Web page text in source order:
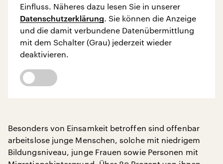
Einfluss. Näheres dazu lesen Sie in unserer
Datenschutzerklärung. Sie können die Anzeige
und die damit verbundene Datenübermittlung
mit dem Schalter (Grau) jederzeit wieder
deaktivieren.
Besonders von Einsamkeit betroffen sind offenbar
arbeitslose junge Menschen, solche mit niedrigem
Bildungsniveau, junge Frauen sowie Personen mit